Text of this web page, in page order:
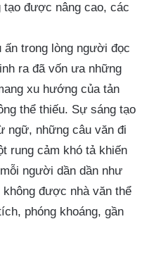
được nâng cao, các
ấn trong lòng người đọc
ra đã vốn ưa những
xu hướng của tản
thể thiếu. Sự sáng tạo
ngữ, những câu văn đi
rung cảm khó tả khiến
người dần dần như
không được nhà văn thể
phóng khoáng, gần